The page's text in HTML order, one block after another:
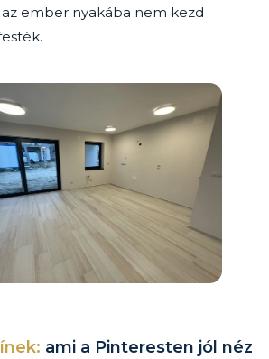
ember nyakába nem kezd
ami a Pinteresten jól néz